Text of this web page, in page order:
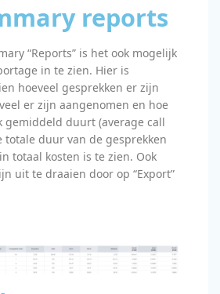
reports
“Reports” is het ook mogelijk
in te zien. Hier is
hoeveel gesprekken er zijn
er zijn aangenomen en hoe
gemiddeld duurt (average call
totale duur van de gesprekken
totaal kosten is te zien. Ook
uit te draaien door op “Export”